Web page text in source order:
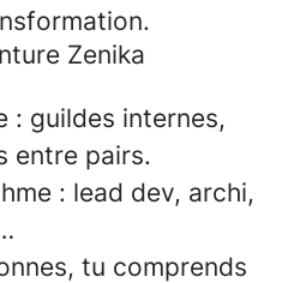
Zenika
: guildes internes,
entre pairs.
: lead dev, archi,
tu comprends